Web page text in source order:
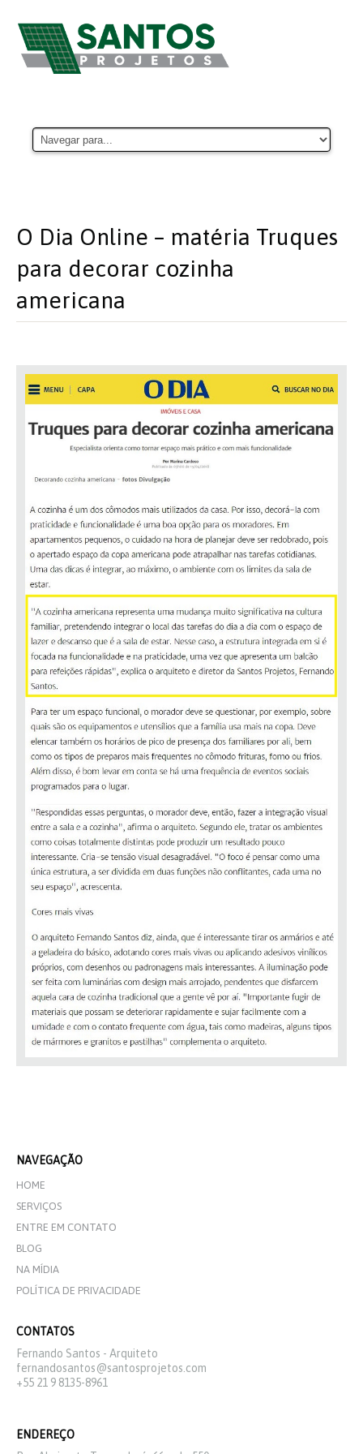
O Dia Online – matéria Truques
para decorar cozinha
americana
NAVEGAÇÃO
HOME
SERVIÇOS
ENTRE EM CONTATO
BLOG
NA MÍDIA
POLÍTICA DE PRIVACIDADE
CONTATOS
Fernando Santos - Arquiteto
fernandosantos@santosprojetos.com
+55 21 9 8135-8961
ENDEREÇO